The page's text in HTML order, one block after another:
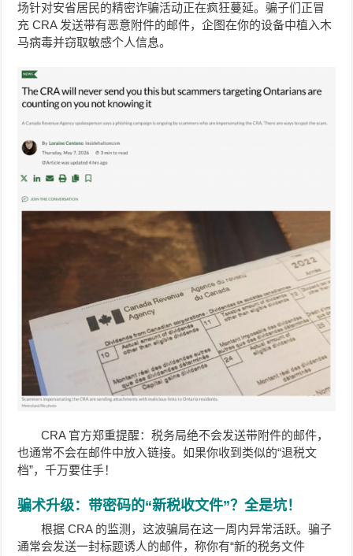
场针对安省居民的精密诈骗活动正在疯狂蔓延。骗子们正冒
充 CRA 发送带有恶意附件的邮件，企图在你的设备中植入木
马病毒并窃取敏感个人信息。
CRA 官方郑重提醒：税务局绝不会发送带附件的邮件，
也通常不会在邮件中放入链接。如果你收到类似的“退税文
档”，千万要住手！
骗术升级：带密码的“新税收文件”？全是坑！
根据 CRA 的监测，这波骗局在这一周内异常活跃。骗子
通常会发送一封标题诱人的邮件，称你有“新的税务文件